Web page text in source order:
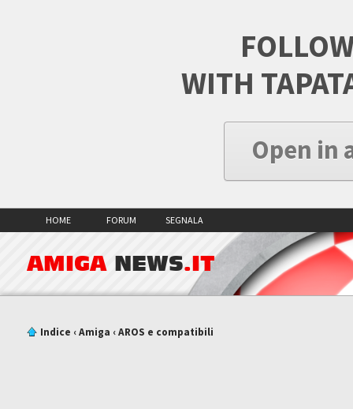
WITH
Open in
HOME FORUM SEGNALA
AMIGA NEWS.IT
Indice ‹Amiga ‹AROS e compatibili